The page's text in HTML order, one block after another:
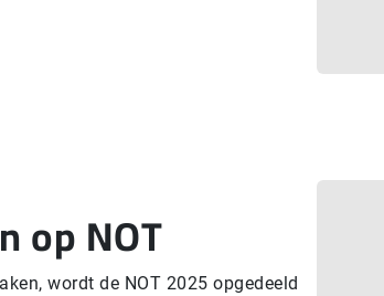
op NOT
wordt de NOT 2025 opgedeeld